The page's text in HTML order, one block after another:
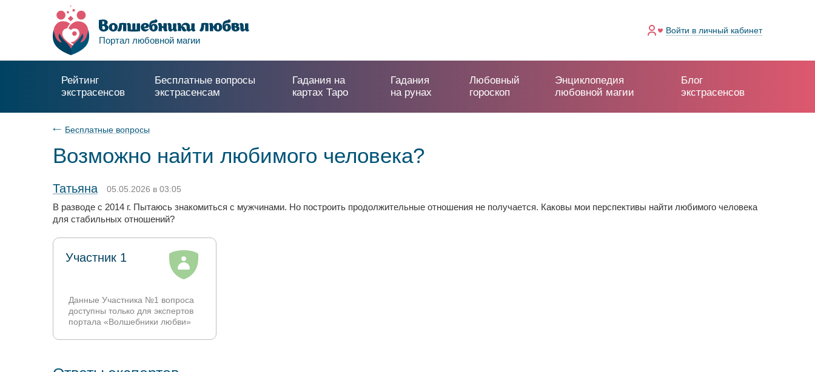
Портал любовной магии
Войти в личный кабинет
Рейтинг
экстрасенсов
Бесплатные вопросы
экстрасенсам
Гадания на
картах Таро
Гадания
на рунах
Любовный
гороскоп
Энциклопедия
любовной магии
Блог
экстрасенсов
Бесплатные вопросы
Возможно найти любимого человека?
Татьяна 05.05.2026 в 03:05
В разводе с 2014 г. Пытаюсь знакомиться с мужчинами. Но построить продолжительные отношения не получается. Каковы мои перспективы найти любимого человека
для стабильных отношений?
Участник 1
Данные Участника №1 вопроса
доступны только для экспертов
портала «Волшебники любви»